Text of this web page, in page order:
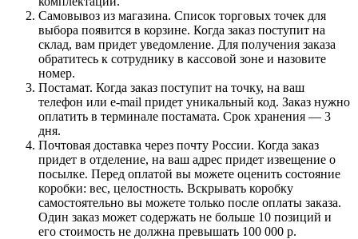
Самовывоз из магазина. Список торговых точек для
выбора появится в корзине. Когда заказ поступит на
склад, вам придет уведомление. Для получения заказа
обратитесь к сотруднику в кассовой зоне и назовите
номер.
Постамат. Когда заказ поступит на точку, на ваш
телефон или e-mail придет уникальный код. Заказ нужно
оплатить в терминале постамата. Срок хранения — 3
дня.
Почтовая доставка через почту России. Когда заказ
придет в отделение, на ваш адрес придет извещение о
посылке. Перед оплатой вы можете оценить состояние
коробки: вес, целостность. Вскрывать коробку
самостоятельно вы можете только после оплаты заказа.
Один заказ может содержать не больше 10 позиций и
его стоимость не должна превышать 100 000 р.